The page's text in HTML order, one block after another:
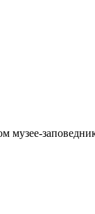
музее-